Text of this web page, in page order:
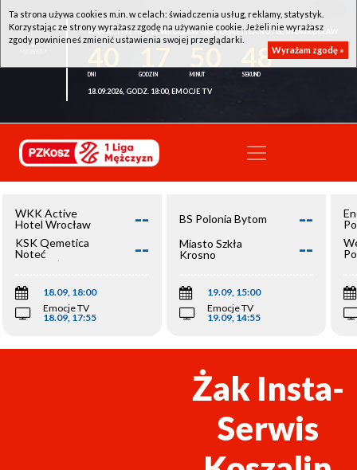
WKK ACTIVE HOTEL WROCŁAW - KSK QEMETICA NOTEĆ INOWROCŁAW
48
18.09.2026, GODZ. 18:00, EMOCJE TV
WKK Active
Hotel Wrocław
--
KSK Qemetica
Noteć
Inowrocław
--
18.09, 18:00
Emocje TV
18.09, 17:55
BS Polonia Bytom --
Miasto Szkła
Krosno
--
19.09, 15:00
Emocje TV
19.09, 14:55
Żak Insta-
Serwis
Ta strona używa cookies m.in. w celach: świadczenia usług, reklamy, statystyk.
Korzystając ze strony wyrażasz zgodę na używanie cookie. Jeżeli nie wyrażasz
zgody powinieneś zmienić ustawienia swojej przeglądarki.
Wyrażam zgodę »